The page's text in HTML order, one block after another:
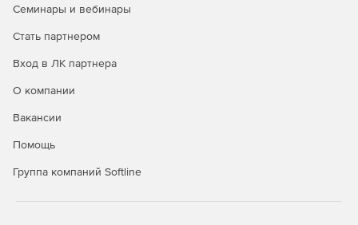
Семинары и вебинары
Стать партнером
Вход в ЛК партнера
О компании
Вакансии
Помощь
Группа компаний Softline